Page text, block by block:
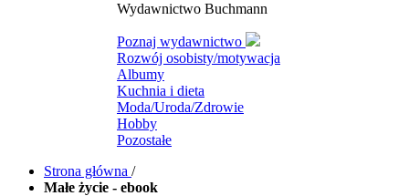
Wydawnictwo Buchmann
Poznaj wydawnictwo
Rozwój osobisty/motywacja
Albumy
Kuchnia i dieta
Moda/Uroda/Zdrowie
Hobby
Pozostałe
Strona główna /
Małe życie - ebook